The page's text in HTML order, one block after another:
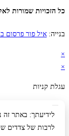
שמורות לאלמי פלסטיק
פרסום בגוגל
צדדים שלישיים,